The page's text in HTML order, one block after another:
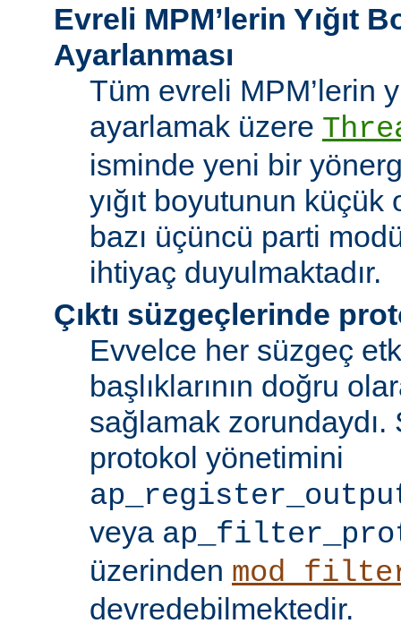
Evreli MPM’lerin Yığıt
Ayarlanması
Tüm evreli MPM’lerin
ayarlamak üzere
isminde yeni bir
yığıt boyutunun
bazı üçüncü parti
ihtiyaç duyulmaktadır.
Çıktı süzgeçlerinde
Evvelce her süzgeç
başlıklarının doğru
sağlamak zorundaydı.
protokol yönetimini
veya
üzerinden
devredebilmektedir.